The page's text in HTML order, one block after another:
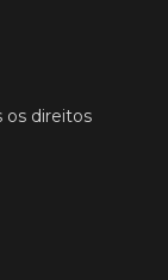
os direitos